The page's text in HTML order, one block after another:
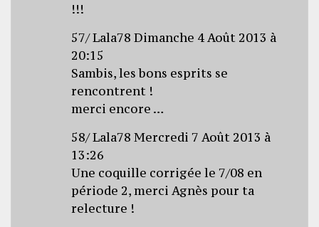
!!!
57/ Lala78 Dimanche 4 Août 2013 à
20:15
Sambis, les bons esprits se
rencontrent !
merci encore …
58/ Lala78 Mercredi 7 Août 2013 à
13:26
Une coquille corrigée le 7/08 en
période 2, merci Agnès pour ta
relecture !